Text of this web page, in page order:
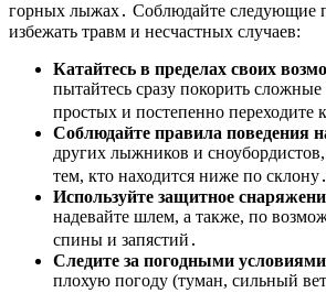
горных лыжах․ Соблюдайте следующие
избежать травм и несчастных случаев:
Катайтесь в пределах своих
пытайтесь сразу покорить
простых и постепенно переходите
Соблюдайте правила поведения
других лыжников и
тем, кто находится ниже по склону․
Используйте защитное
надевайте шлем, а также, по
спины и запястий․
Следите за погодными
плохую погоду (туман, сильный